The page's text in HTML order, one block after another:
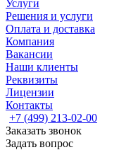
Услуги
Решения и услуги
Оплата и доставка
Компания
Вакансии
Наши клиенты
Реквизиты
Лицензии
Контакты
+7 (499) 213-02-00
Заказать звонок
Задать вопрос